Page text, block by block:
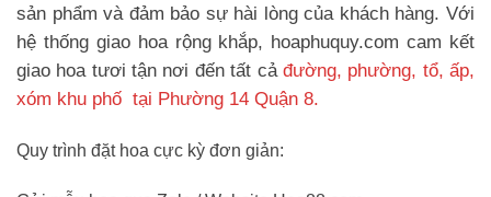
sản phẩm và đảm bảo sự hài lòng của khách hàng. Với
hệ thống giao hoa rộng khắp, hoaphuquy.com cam kết
giao hoa tươi tận nơi đến tất cả đường, phường, tổ, ấp,
xóm khu phố tại Phường 14 Quận 8.
Quy trình đặt hoa cực kỳ đơn giản: